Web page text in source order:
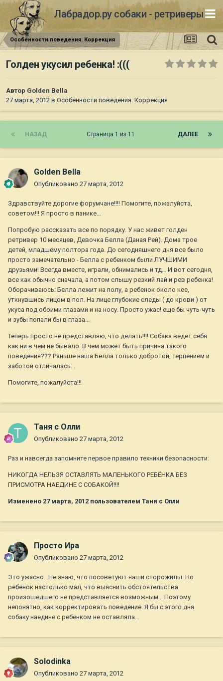
Лабрадор.ру собаки - ретриверы
Особенности поведения. Коррекция
Голден укусил ребенка! :(((
Автор Golden Bella
27 марта, 2012 в Особенности поведения. Коррекция
НАЗАД ДАЛЕЕ
Страница 1 из 11
Golden Bella
Опубликовано 27 марта, 2012
Здравствуйте дорогие форумчане!!!! Помогите, пожалуйста,
советом!!! Я просто в панике...
Попробую рассказать все по порядку. У нас живет голден
ретривер 10 месяцев, Девочка Белла (Даная Рей). Дома трое
детей, младшему полтора года. До сегодняшнего дня все было
просто замечательно - Белла с ребенком были ЛУЧШИМИ
друзьями! Всегда вместе, играли, обнимались и тд... И вот сегодня,
все как обычно сначала, а потом слышу резкий лай и рев ребенка!
Оборачиваюсь: Белла лежит на полу, а ребенок около нее,
уткнувшись лицом в пол. На лице глубокие следы ( до крови ) от
укуса под обоими глазами и на носу. Просто ужас! еще бы чуть-чуть
и зубы попали бы в глаза...
Теперь просто не представляю, что делать!!!! Собака ведет себя
как ни в чем не бывало. В чем может быть причина такого
поведения??? Раньше наша Белла только добротой, терпением и
заботой отличалась...
Помогите, пожалуйста!!!
Таня с Олли
Опубликовано 27 марта, 2012
Раз и навсегда запомните первое правило техники безопасности:
НИКОГДА НЕЛЬЗЯ ОСТАВЛЯТЬ МАЛЕНЬКОГО РЕБЁНКА БЕЗ
ПРИСМОТРА НАЕДИНЕ С СОБАКОЙ!!!!
Изменено 27 марта, 2012 пользователем Таня с Олли
Просто Ира
Опубликовано 27 марта, 2012
Это ужасно...Не знаю, что посоветуют наши сторожилы. Но
ребёнок настолько мал, что выяснить обстоятельства
произошедшего не представляется возможным... Поэтому
непонятно, как корректировать поведение. Я бы с этого дня
собаку наедине с ребёнком не оставляла...
Solodinka
Опубликовано 27 марта, 2012